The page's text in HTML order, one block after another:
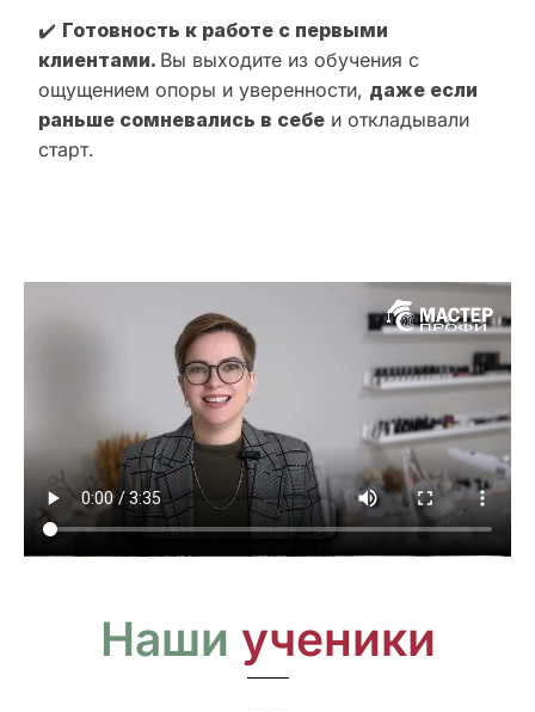
✔️ Готовность к работе с первыми
клиентами. Вы выходите из обучения с
ощущением опоры и уверенности, даже если
раньше сомневались в себе и откладывали
старт.
Наши ученики